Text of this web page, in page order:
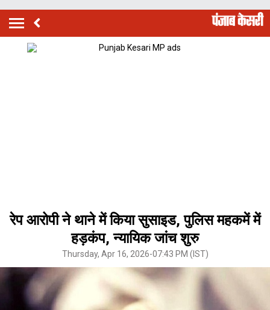
रेप आरोपी ने थाने में किया सुसाइड, पुलिस महकमें में
हड़कंप, न्यायिक जांच शुरु
Thursday, Apr 16, 2026-07:43 PM (IST)